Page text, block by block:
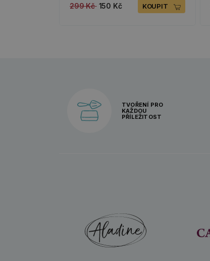
299 Kč 150 Kč KOUPIT
TVOŘENÍ PRO
KAŽDOU
PŘÍLEŽITOST